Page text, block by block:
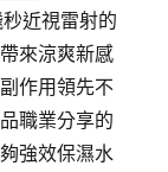
近視雷射的
來涼爽新感
作用領先不
職業分享的
強效保濕水